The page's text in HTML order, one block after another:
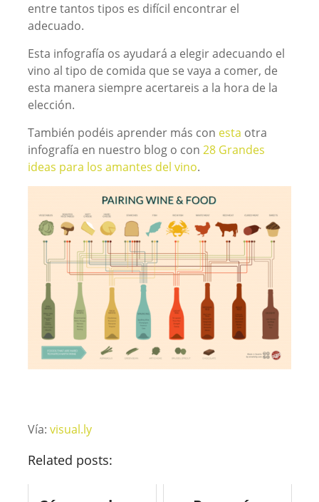
entre tantos tipos es difícil encontrar el
adecuado.
Esta infografía os ayudará a elegir adecuando el
vino al tipo de comida que se vaya a comer, de
esta manera siempre acertareis a la hora de la
elección.
También podéis aprender más con esta otra
infografía en nuestro blog o con 28 Grandes
ideas para los amantes del vino.
Vía: visual.ly
Related posts: